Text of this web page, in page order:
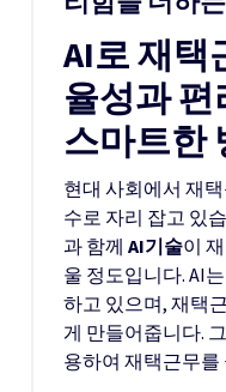
AI로 재택
율성과
스마트한
현대 사회에서 재
수로 자리 잡고 있
과 함께 AI기술이
울 정도입니다. AI
하고 있으며, 재택
게 만들어줍니다.
용하여 재택근무를